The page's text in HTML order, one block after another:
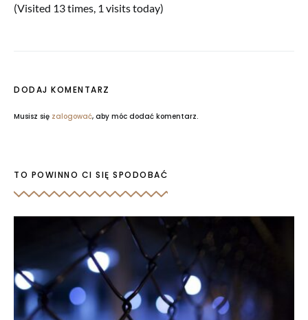
(Visited 13 times, 1 visits today)
DODAJ KOMENTARZ
Musisz się zalogować, aby móc dodać komentarz.
TO POWINNO CI SIĘ SPODOBAĆ